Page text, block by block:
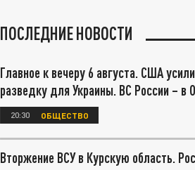
ПОСЛЕДНИЕ НОВОСТИ
Главное к вечеру 6 августа. США
разведку для Украины. ВС России – в
20:30 ОБЩЕСТВО
Вторжение ВСУ в Курскую область.